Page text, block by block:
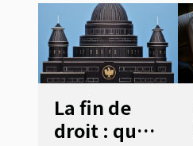
La fin de
droit : quel